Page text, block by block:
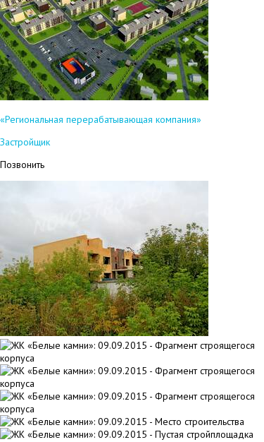
«Региональная перерабатывающая компания»
Застройщик
Позвонить